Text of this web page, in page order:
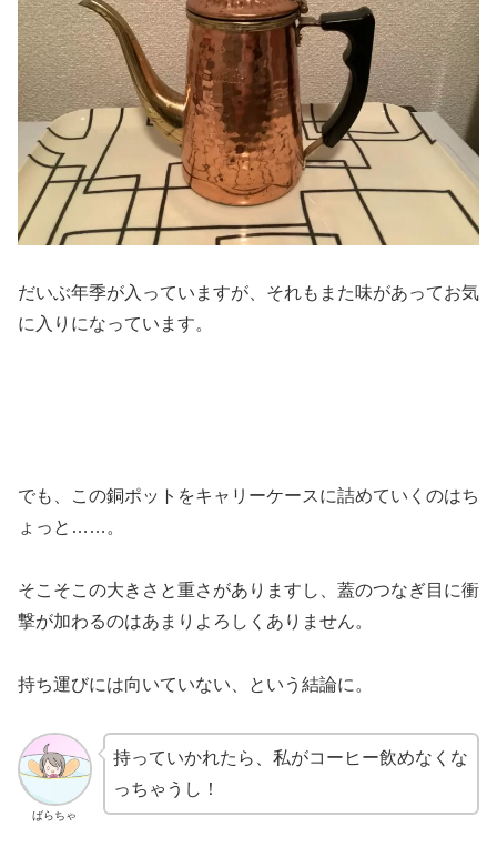
だいぶ年季が入っていますが、それもまた味があってお気
に入りになっています。
でも、この銅ポットをキャリーケースに詰めていくのはち
ょっと……。
そこそこの大きさと重さがありますし、蓋のつなぎ目に衝
撃が加わるのはあまりよろしくありません。
持ち運びには向いていない、という結論に。
ばらちゃ
持っていかれたら、私がコーヒー飲めなくな
っちゃうし！